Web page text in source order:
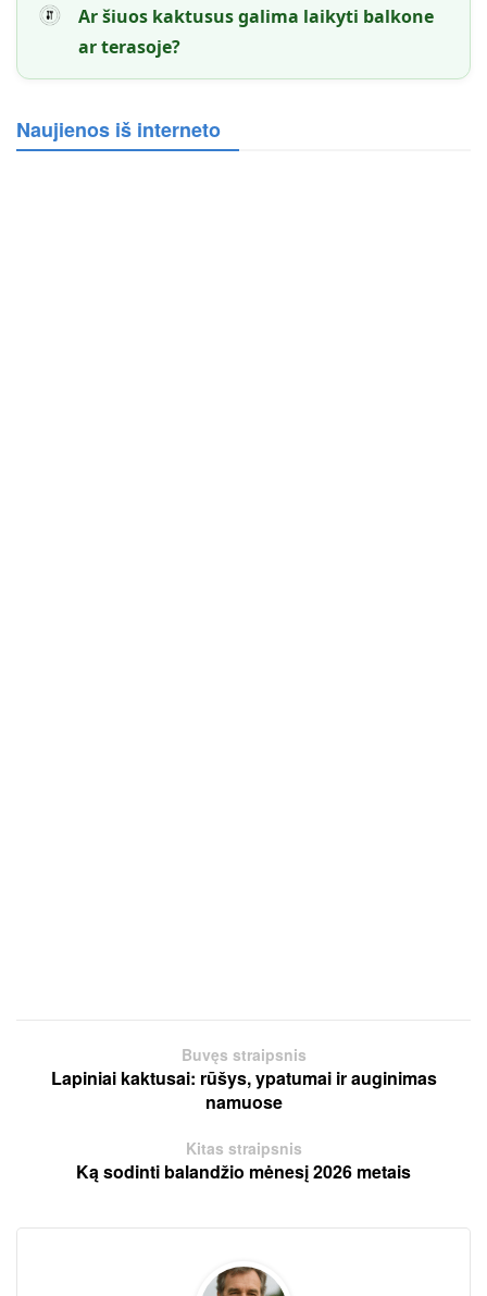
Ar šiuos kaktusus galima laikyti balkone
ar terasoje?
Naujienos iš interneto
Buvęs straipsnis
Lapiniai kaktusai: rūšys, ypatumai ir auginimas
namuose
Kitas straipsnis
Ką sodinti balandžio mėnesį 2026 metais